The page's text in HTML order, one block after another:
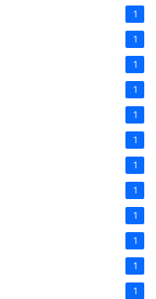
1
1
1
1
1
1
1
1
1
1
1
1